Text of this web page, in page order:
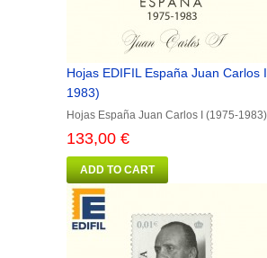
Hojas EDIFIL España Juan Carlos
1983)
Hojas España Juan Carlos I (1975-1983)
133,00 €
ADD TO CART